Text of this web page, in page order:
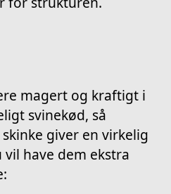
magert og kraftigt i
svinekød, så
giver en virkelig
vil have dem ekstra